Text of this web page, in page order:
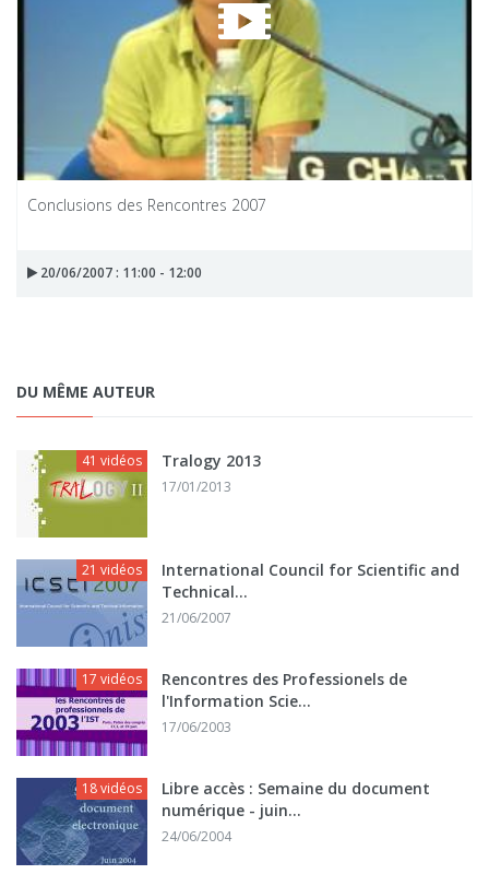
Conclusions des Rencontres 2007
20/06/2007 : 11:00 - 12:00
DU MÊME AUTEUR
41 vidéos Tralogy 2013
17/01/2013
21 vidéos
International Council for Scientific and
Technical...
21/06/2007
17 vidéos
Rencontres des Professionels de
l'Information Scie...
17/06/2003
18 vidéos
Libre accès : Semaine du document
numérique - juin...
24/06/2004